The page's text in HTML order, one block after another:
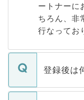
ートナーに
ちろん、非
行なってお
登録後は
ご登録いた